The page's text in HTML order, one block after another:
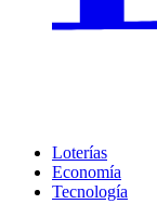
Loterías
Economía
Tecnología